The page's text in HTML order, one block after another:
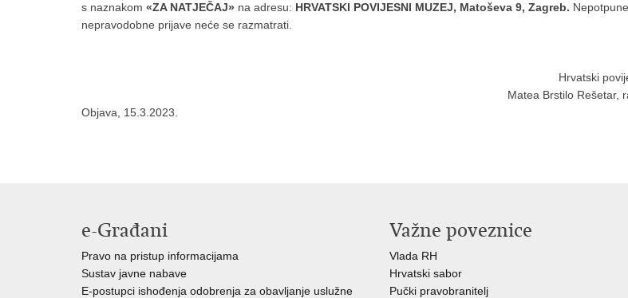
s naznakom «ZA NATJEČAJ» na adresu: HRVATSKI POVIJESNI MUZEJ, Matoševa 9, Zagreb.
nepravodobne prijave neće se razmatrati.
Hrvatski
Matea Brstilo Rešetar,
Objava, 15.3.2023.
e-Građani
Pravo na pristup informacijama
Sustav javne nabave
E-postupci ishođenja odobrenja za obavljanje uslužne
Važne poveznice
Vlada RH
Hrvatski sabor
Pučki pravobranitelj